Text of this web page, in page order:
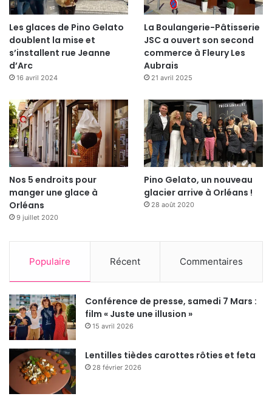
Les glaces de Pino Gelato
doublent la mise et
s’installent rue Jeanne
d’Arc
16 avril 2024
La Boulangerie-Pâtisserie
JSC a ouvert son second
commerce à Fleury Les
Aubrais
21 avril 2025
Nos 5 endroits pour
manger une glace à
Orléans
9 juillet 2020
Pino Gelato, un nouveau
glacier arrive à Orléans !
28 août 2020
Populaire Récent Commentaires
Conférence de presse, samedi 7 Mars :
film « Juste une illusion »
15 avril 2026
Lentilles tièdes carottes rôties et feta
28 février 2026